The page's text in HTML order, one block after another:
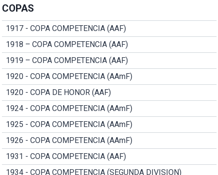
COPAS
1917 - COPA COMPETENCIA (AAF)
1918 – COPA COMPETENCIA (AAF)
1919 – COPA COMPETENCIA (AAF)
1920 - COPA COMPETENCIA (AAmF)
1920 - COPA DE HONOR (AAF)
1924 - COPA COMPETENCIA (AAmF)
1925 - COPA COMPETENCIA (AAmF)
1926 - COPA COMPETENCIA (AAmF)
1931 - COPA COMPETENCIA (AAF)
1934 - COPA COMPETENCIA (SEGUNDA DIVISION)